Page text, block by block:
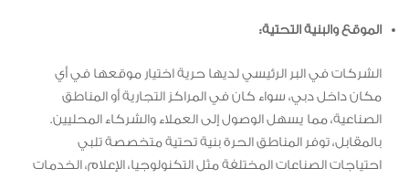
الموقع والبنية التحتية:
الشركات في البر الرئيسي لديها حرية اختيار موقعها في أي
مكان داخل دبي، سواء كان في المراكز التجارية أو المناطق
الصناعية، مما يسهل الوصول إلى العملاء والشركاء المحليين.
بالمقابل، توفر المناطق الحرة بنية تحتية متخصصة تلبي
احتياجات الصناعات المختلفة مثل التكنولوجيا، الإعلام، الخدمات